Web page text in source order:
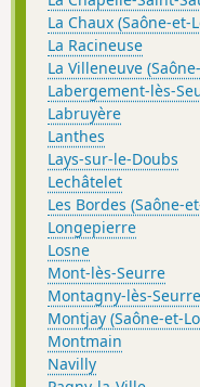
La Chaux (Saône-et-
La Racineuse
La Villeneuve
Labergement-lès-
Labruyère
Lanthes
Lays-sur-le-Doubs
Lechâtelet
Les Bordes (Saône-
Longepierre
Losne
Mont-lès-Seurre
Montagny-lès-Seurre
Montjay (Saône-et-
Montmain
Navilly